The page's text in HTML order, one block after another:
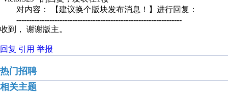
对内容： 【建议换个版块发布消息！】进行回复：
-----------------------------------------------------------------
收到， 谢谢版主。
回复 引用 举报
热门招聘
相关主题